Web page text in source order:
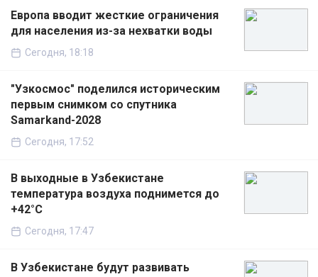
Европа вводит жесткие ограничения
для населения из-за нехватки воды
Сегодня, 18:18
"Узкосмос" поделился историческим
первым снимком со спутника
Samarkand-2028
Сегодня, 17:52
В выходные в Узбекистане
температура воздуха поднимется до
+42°C
Сегодня, 17:47
В Узбекистане будут развивать